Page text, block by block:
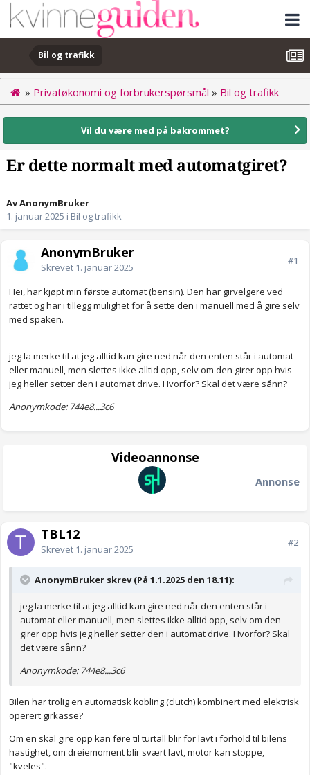
Bil og trafikk
» Privatøkonomi og forbrukerspørsmål » Bil og trafikk
Vil du være med på bakrommet?
Er dette normalt med automatgiret?
Av AnonymBruker
1. januar 2025 i Bil og trafikk
AnonymBruker
Skrevet 1. januar 2025
#1
Hei, har kjøpt min første automat (bensin). Den har girvelgere ved
rattet og har i tillegg mulighet for å sette den i manuell med å gire selv
med spaken.
jeg la merke til at jeg alltid kan gire ned når den enten står i automat
eller manuell, men slettes ikke alltid opp, selv om den girer opp hvis
jeg heller setter den i automat drive. Hvorfor? Skal det være sånn?
Anonymkode: 744e8...3c6
Videoannonse
Annonse
TBL12
Skrevet 1. januar 2025
#2
AnonymBruker skrev (På 1.1.2025 den 18.11):
jeg la merke til at jeg alltid kan gire ned når den enten står i
automat eller manuell, men slettes ikke alltid opp, selv om den
girer opp hvis jeg heller setter den i automat drive. Hvorfor? Skal
det være sånn?
Anonymkode: 744e8...3c6
Bilen har trolig en automatisk kobling (clutch) kombinert med elektrisk
operert girkasse?
Om en skal gire opp kan føre til turtall blir for lavt i forhold til bilens
hastighet, om dreiemoment blir svært lavt, motor kan stoppe,
"kveles".